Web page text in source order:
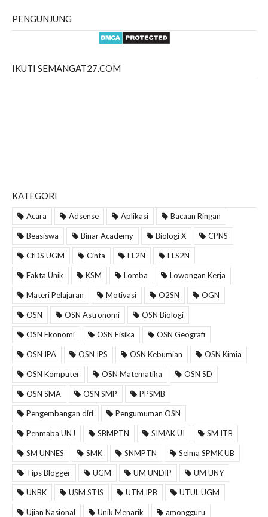
PENGUNJUNG
IKUTI SEMANGAT27.COM
KATEGORI
Acara Adsense Aplikasi Bacaan Ringan
Beasiswa Binar Academy Biologi X CPNS
CfDS UGM Cinta FL2N FLS2N
Fakta Unik KSM Lomba Lowongan Kerja
Materi Pelajaran Motivasi O2SN OGN
OSN OSN Astronomi OSN Biologi
OSN Ekonomi OSN Fisika OSN Geografi
OSN IPA OSN IPS OSN Kebumian OSN Kimia
OSN Komputer OSN Matematika OSN SD
OSN SMA OSN SMP PPSMB
Pengembangan diri Pengumuman OSN
Penmaba UNJ SBMPTN SIMAK UI SM ITB
SM UNNES SMK SNMPTN Selma SPMK UB
Tips Blogger UGM UM UNDIP UM UNY
UNBK USM STIS UTM IPB UTUL UGM
Ujian Nasional Unik Menarik amongguru